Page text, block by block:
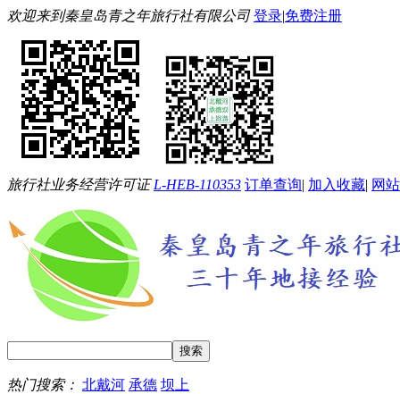
欢迎来到秦皇岛青之年旅行社有限公司登录|免费注册
旅行社业务经营许可证L-HEB-110353 订单查询| 加入收藏| 网
热门搜索： 北戴河 承德 坝上